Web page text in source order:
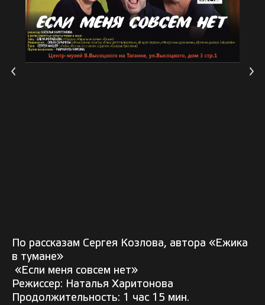
По рассказам Сергея Козлова, автора «Ежика
в тумане»
«Если меня совсем нет»
Режиссер: Наталья Харитонова
Продолжительность: 1 час 15 мин.